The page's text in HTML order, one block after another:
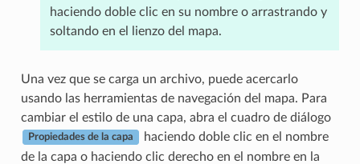
haciendo doble clic en su nombre o arrastrando y
soltando en el lienzo del mapa.
Una vez que se carga un archivo, puede acercarlo
usando las herramientas de navegación del mapa. Para
cambiar el estilo de una capa, abra el cuadro de diálogo
Propiedades de la capa
haciendo doble clic en el nombre
de la capa o haciendo clic derecho en el nombre en la